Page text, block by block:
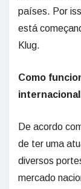
países. Por
está
Klug.
Como
De acordo
de ter uma
diversos
mercado